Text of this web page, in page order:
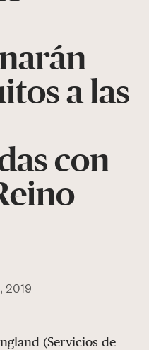
a las
con
2019
(Servicios de